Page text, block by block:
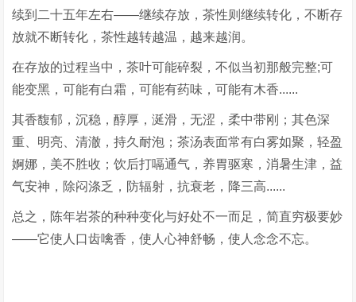
续到二十五年左右——继续存放，茶性则继续转化，不断存
放就不断转化，茶性越转越温，越来越润。
在存放的过程当中，茶叶可能碎裂，不似当初那般完整;可
能变黑，可能有白霜，可能有药味，可能有木香......
其香馥郁，沉稳，醇厚，涎滑，无涩，柔中带刚；其色深
重、明亮、清澈，持久耐泡；茶汤表面常有白雾如聚，轻盈
婀娜，美不胜收；饮后打嗝通气，养胃驱寒，消暑生津，益
气安神，除闷涤乏，防辐射，抗衰老，降三高......
总之，陈年岩茶的种种变化与好处不一而足，简直穷极要妙
——它使人口齿噙香，使人心神舒畅，使人念念不忘。